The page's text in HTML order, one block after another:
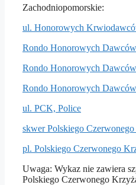
Zachodniopomorskie:
ul. Honorowych
Rondo Honorowych
Rondo Honorowych
Rondo Honorowych
ul. PCK, Police
skwer Polskiego
pl. Polskiego Czerwonego
Uwaga: Wykaz nie zawiera
Polskiego Czerwonego